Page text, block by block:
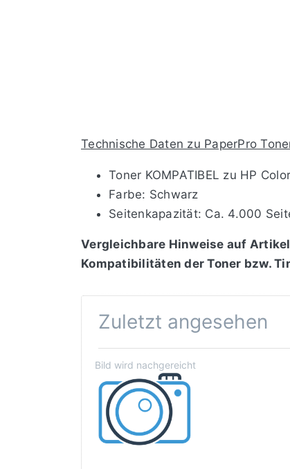
Technische Daten zu PaperPro
Toner KOMPATIBEL zu HP
Farbe: Schwarz
Seitenkapazität: Ca. 4.000
Vergleichbare Hinweise auf
Kompatibilitäten der Toner bzw.
Zuletzt angesehen